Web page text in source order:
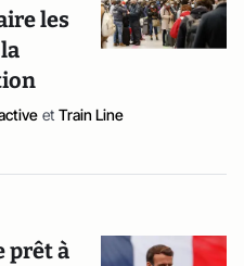
les
et Train Line
prêt à